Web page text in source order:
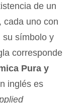
de un
cada uno con
su símbolo y
corresponde
Pura y
inglés es